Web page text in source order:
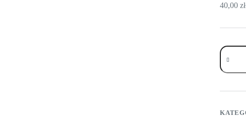
40,00zł
ilość
z
helem
łapki
psa/kota